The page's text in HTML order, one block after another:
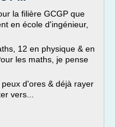
la filière GCGP que
en école d'ingénieur,
12 en physique & en
les maths, je pense
d'ores & déjà rayer
vers...